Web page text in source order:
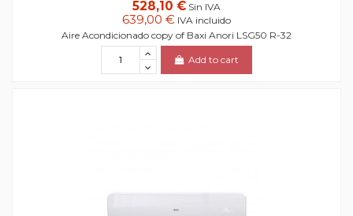
528,10 € Sin IVA
639,00 € IVA incluido
Aire Acondicionado copy of Baxi Anori LSG50 R-32
Add to cart